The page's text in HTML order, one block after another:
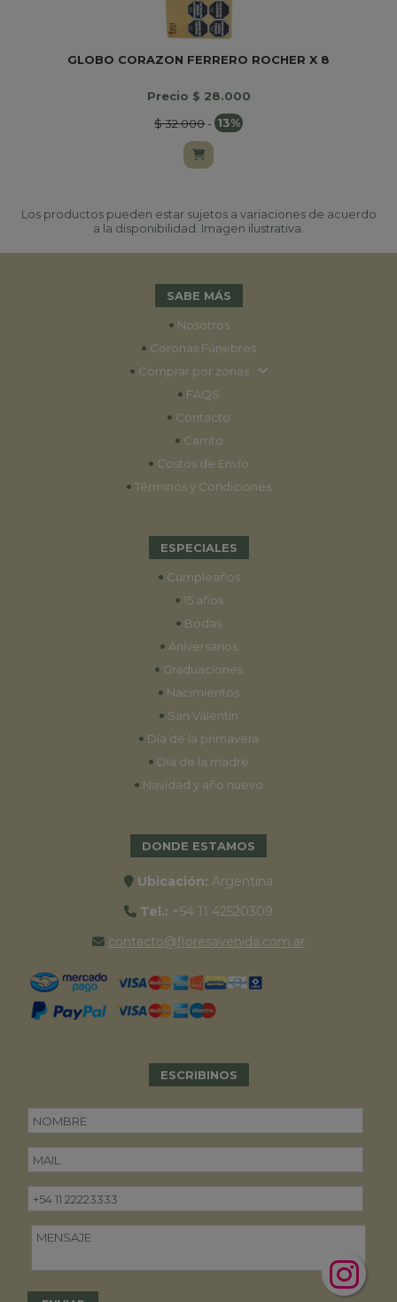
GLOBO CORAZON FERRERO ROCHER X 8
Precio $ 28.000
$ 32.000- 13%
Los productos pueden estar sujetos a variaciones de acuerdo
a la disponibilidad. Imagen ilustrativa.
SABE MÁS
• Nosotros
• Coronas Fúnebres
• Comprar por zonas
• FAQS
• Contacto
• Carrito
• Costos de Envío
• Términos y Condiciones
ESPECIALES
• Cumpleaños
• 15 años
• Bodas
• Aniversarios
• Graduaciones
• Nacimientos
• San Valentín
• Día de la primavera
• Día de la madre
• Navidad y año nuevo
DONDE ESTAMOS
Ubicación: Argentina
Tel.: +54 11 42520309
contacto@floresavenida.com.ar
ESCRIBINOS